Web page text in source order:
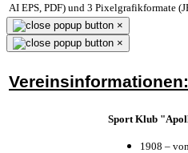
AI EPS, PDF) und 3 Pixelgrafikformate
×
×
Vereinsinformationen:
Sport Klub
1908 –